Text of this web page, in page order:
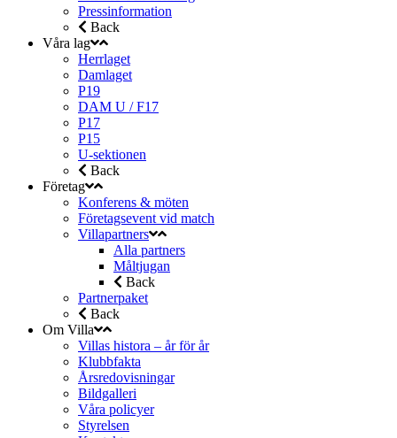
Pressinformation
Back
Våra lag
Herrlaget
Damlaget
P19
DAM U / F17
P17
P15
U-sektionen
Back
Företag
Konferens & möten
Företagsevent vid match
Villapartners
Alla partners
Måltjugan
Back
Partnerpaket
Back
Om Villa
Villas histora – år för år
Klubbfakta
Årsredovisningar
Bildgalleri
Våra policyer
Styrelsen